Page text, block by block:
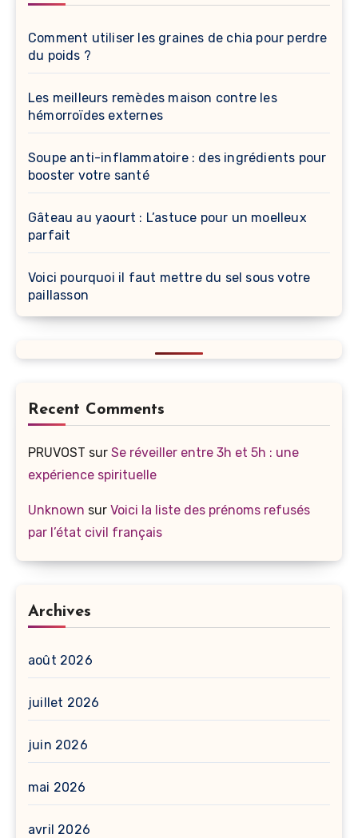
Comment utiliser les graines de chia pour perdre
du poids ?
Les meilleurs remèdes maison contre les
hémorroïdes externes
Soupe anti-inflammatoire : des ingrédients pour
booster votre santé
Gâteau au yaourt : L’astuce pour un moelleux
parfait
Voici pourquoi il faut mettre du sel sous votre
paillasson
Recent Comments
PRUVOST sur Se réveiller entre 3h et 5h : une
expérience spirituelle
Unknown sur Voici la liste des prénoms refusés
par l’état civil français
Archives
août 2026
juillet 2026
juin 2026
mai 2026
avril 2026